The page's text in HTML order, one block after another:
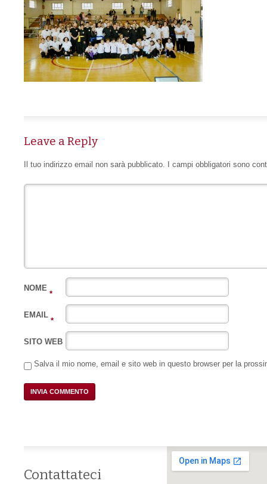
Leave a Reply
Il tuo indirizzo email non sarà pubblicato. I campi obbligatori sono
NOME
*
EMAIL
*
SITO WEB
Salva il mio nome, email e sito web in questo browser per la
Contattateci